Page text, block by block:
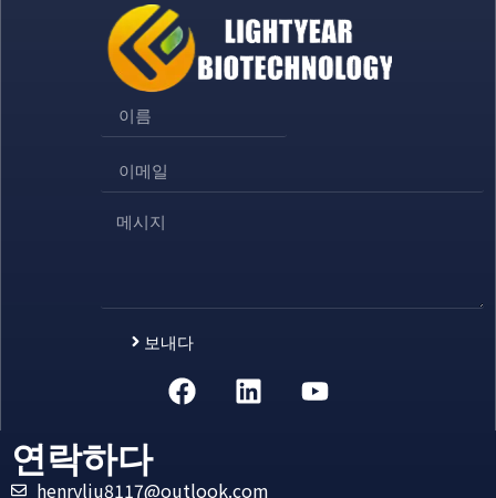
보내다
Alternative:
연락하다
henryliu8117@outlook.com